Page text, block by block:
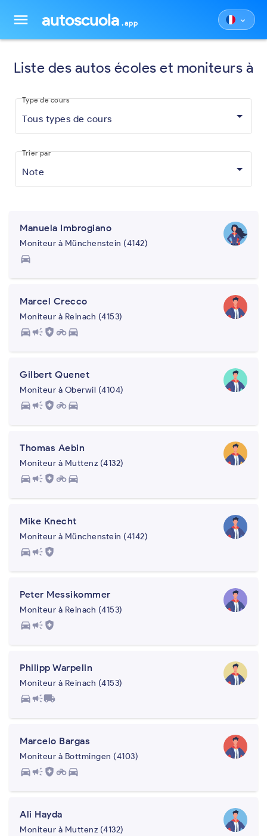
menu autoscuola .app keyboard_arrow_down
Liste des autos écoles et moniteurs à
Tous types de cours
Type de cours
Note
Trier par
Manuela Imbrogiano
Moniteur à Münchenstein (4142)
directions_car
Marcel Crecco
Moniteur à Reinach (4153)
directions_carcampaign health_and_safety motorcycledirections_car
Gilbert Quenet
Moniteur à Oberwil (4104)
directions_carcampaign health_and_safety motorcycledirections_car
Thomas Aebin
Moniteur à Muttenz (4132)
directions_carcampaign health_and_safety motorcycledirections_car
Mike Knecht
Moniteur à Münchenstein (4142)
directions_carcampaign health_and_safety
Peter Messikommer
Moniteur à Reinach (4153)
directions_carcampaign health_and_safety
Philipp Warpelin
Moniteur à Reinach (4153)
directions_carcampaignlocal_shipping
Marcelo Bargas
Moniteur à Bottmingen (4103)
directions_carcampaign health_and_safety motorcycledirections_car
Ali Hayda
Moniteur à Muttenz (4132)